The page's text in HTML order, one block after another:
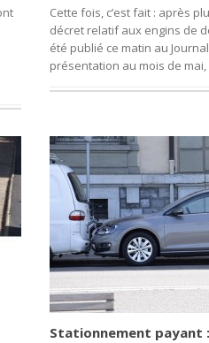
Cette fois, c’est fait : après
décret relatif aux engins de
été publié ce matin au
présentation au mois de mai,
Stationnement payant